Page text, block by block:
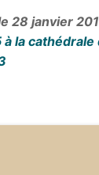
28 janvier
la cathédrale